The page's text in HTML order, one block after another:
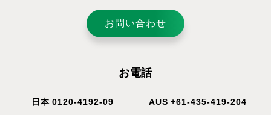
お問い合わせ
お電話
日本 0120-4192-09 AUS +61-435-419-204